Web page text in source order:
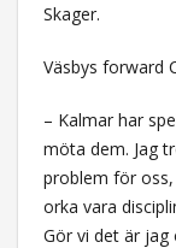
Skager.
Väsbys forward
– Kalmar har
möta dem. Jag
problem för
orka vara
Gör vi det är